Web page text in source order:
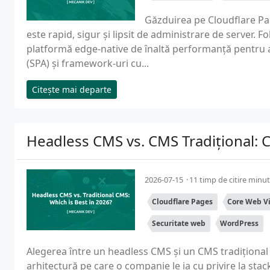
Găzduirea pe Cloudflare
este rapid, sigur și lipsit de administrare de server.
platformă edge-native de înaltă performanță pentru
(SPA) și framework-uri cu...
Citește mai departe
Headless CMS vs. CMS Tradițional:
2026-07-15 11 timp de citire
Cloudflare Pages Core Web
Securitate web WordPress
Alegerea între un headless CMS și un CMS
arhitectură pe care o companie le ia cu privire la